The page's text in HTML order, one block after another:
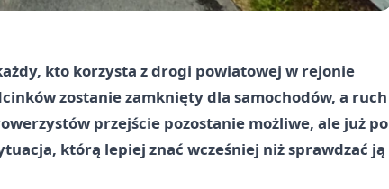
kto korzysta z drogi powiatowej w rejonie
zostanie zamknięty dla samochodów, a ruch
przejście pozostanie możliwe, ale już po
którą lepiej znać wcześniej niż sprawdzać ją